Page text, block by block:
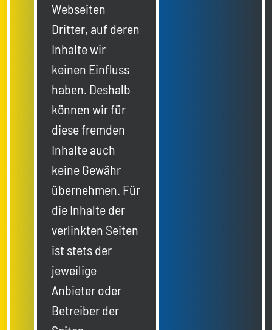
Webseiten
Dritter, auf deren
Inhalte wir
keinen Einfluss
haben. Deshalb
können wir für
diese fremden
Inhalte auch
keine Gewähr
übernehmen. Für
die Inhalte der
verlinkten Seiten
ist stets der
jeweilige
Anbieter oder
Betreiber der